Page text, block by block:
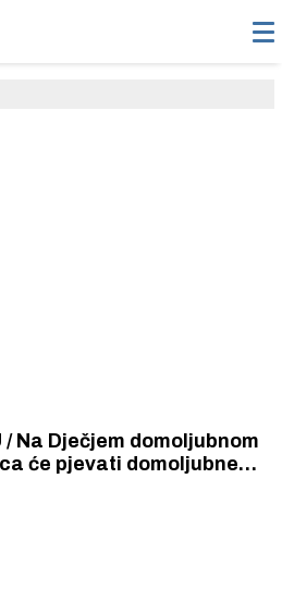
/ Na Dječjem domoljubnom
će pjevati domoljubne
Daleke obale...